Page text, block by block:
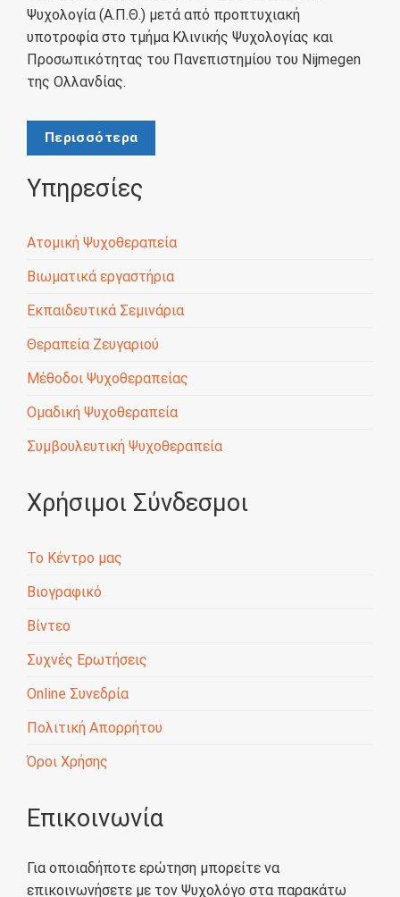
Ψυχολογία (Α.Π.Θ.) μετά από προπτυχιακή
υποτροφία στο τμήμα Κλινικής Ψυχολογίας και
Προσωπικότητας του Πανεπιστημίου του Nijmegen
της Ολλανδίας.
Περισσότερα
Υπηρεσίες
Ατομική Ψυχοθεραπεία
Βιωματικά εργαστήρια
Εκπαιδευτικά Σεμινάρια
Θεραπεία Ζευγαριού
Μέθοδοι Ψυχοθεραπείας
Ομαδική Ψυχοθεραπεία
Συμβουλευτική Ψυχοθεραπεία
Χρήσιμοι Σύνδεσμοι
Το Κέντρο μας
Βιογραφικό
Βίντεο
Συχνές Ερωτήσεις
Online Συνεδρία
Πολιτική Απορρήτου
Όροι Χρήσης
Επικοινωνία
Για οποιαδήποτε ερώτηση μπορείτε να
επικοινωνήσετε με τον Ψυχολόγο στα παρακάτω